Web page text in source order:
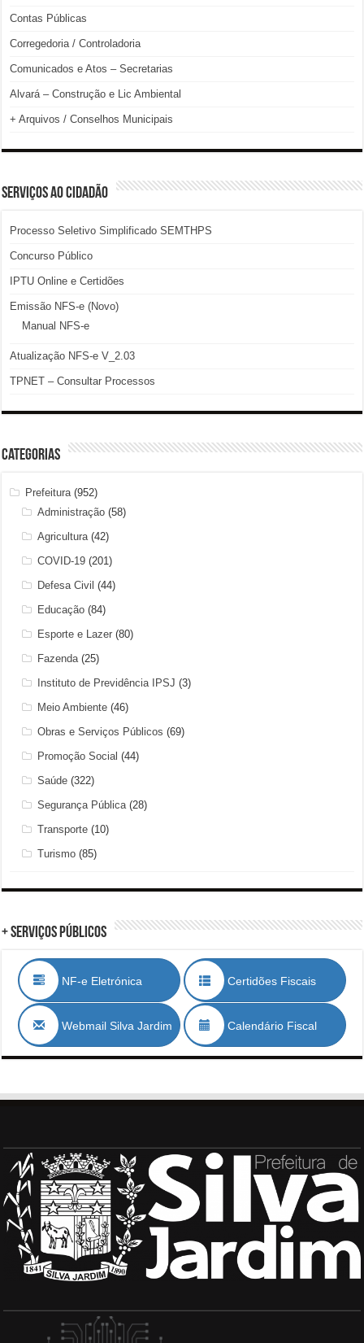
Contas Públicas
Corregedoria / Controladoria
Comunicados e Atos – Secretarias
Alvará – Construção e Lic Ambiental
+ Arquivos / Conselhos Municipais
SERVIÇOS AO CIDADÃO
Processo Seletivo Simplificado SEMTHPS
Concurso Público
IPTU Online e Certidões
Emissão NFS-e (Novo)
Manual NFS-e
Atualização NFS-e V_2.03
TPNET – Consultar Processos
Categorias
Prefeitura (952)
Administração (58)
Agricultura (42)
COVID-19 (201)
Defesa Civil (44)
Educação (84)
Esporte e Lazer (80)
Fazenda (25)
Instituto de Previdência IPSJ (3)
Meio Ambiente (46)
Obras e Serviços Públicos (69)
Promoção Social (44)
Saúde (322)
Segurança Pública (28)
Transporte (10)
Turismo (85)
+ Serviços Públicos
NF-e Eletrónica Certidões Fiscais
Webmail Silva Jardim Calendário Fiscal